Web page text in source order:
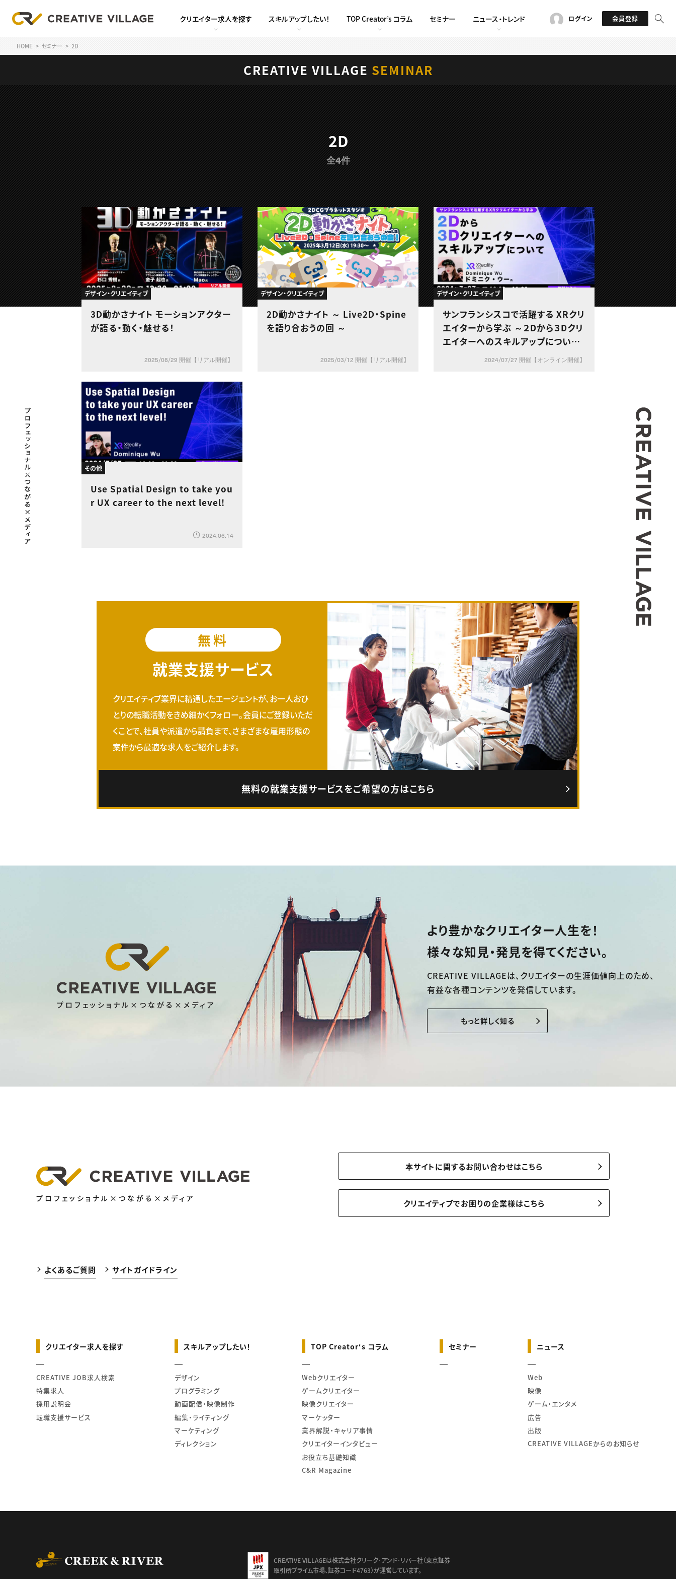
クリエイター求人を探す スキルアップしたい！ TOP Creator’s コラム セミナー ニュース・トレンド ログイン 会員登録
HOME セミナー 2D
CREATIVE VILLAGE SEMINAR
プロフェッショナル×つながる×メディア
2D
全4件
デザイン・クリエイティブ
3D動かさナイト モーションアクター
が語る・動く・魅せる！
2025/08/29 開催【リアル開催】
デザイン・クリエイティブ
2D動かさナイト ～ Live2D・Spine
を語り合おうの回 ～
2025/03/12 開催【リアル開催】
デザイン・クリエイティブ
サンフランシスコで活躍する XRクリ
エイターから学ぶ ～２Dから３Dクリ
エイターへのスキルアップについて
2024/07/27 開催【オンライン開催】
その他
Use Spatial Design to take you
r UX career to the next level!
2024.06.14
無料
就業支援サービス
クリエイティブ業界に精通したエージェントが、お一人おひ
とりの転職活動をきめ細かくフォロー。会員にご登録いただ
くことで、社員や派遣から請負まで、さまざまな雇用形態の
案件から最適な求人をご紹介します。
無料の就業支援サービスをご希望の方はこちら
プロフェッショナル×つながる×メディア
より豊かなクリエイター人生を！
様々な知見・発見を得てください。
CREATIVE VILLAGEは、 クリエイターの生涯価値向上のため、
有益な各種コンテンツを発信しています。
もっと詳しく知る
プロフェッショナル×つながる×メディア
本サイトに関するお問い合わせはこちら
クリエイティブでお困りの企業様はこちら
よくあるご質問 サイトガイドライン
クリエイター求人を探す
CREATIVE JOB求人検索
特集求人
採用説明会
転職支援サービス
スキルアップしたい！
デザイン
プログラミング
動画配信・映像制作
編集・ライティング
マーケティング
ディレクション
TOP Creator‘s コラム
Webクリエイター
ゲームクリエイター
映像クリエイター
マーケッター
業界解説・キャリア事情
クリエイターインタビュー
お役立ち基礎知識
C&R Magazine
セミナー ニュース
Web
映像
ゲーム・エンタメ
広告
出版
CREATIVE VILLAGEからのお知らせ
CREATIVE VILLAGEは株式会社クリーク･アンド･リバー社（東京証券
取引所プライム市場、証券コード4763）が運営しています。